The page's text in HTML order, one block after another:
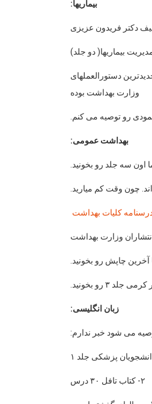
بیماریها:
دستورالعملهای
وزارت بهداشت بوده
بهداشت عمومی:
کلیات بهداشت
زبان انگلیسی:
می شود خبر ندارم:
۲- کتاب تافل ۳۰ درس